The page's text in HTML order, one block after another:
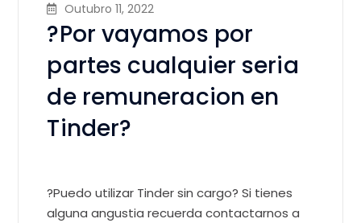
Outubro 11, 2022
?Por vayamos por
partes cualquier seri­a
de remuneracion en
Tinder?
?Puedo utilizar Tinder sin cargo? Si tienes
alguna angustia recuerda contactarnos a